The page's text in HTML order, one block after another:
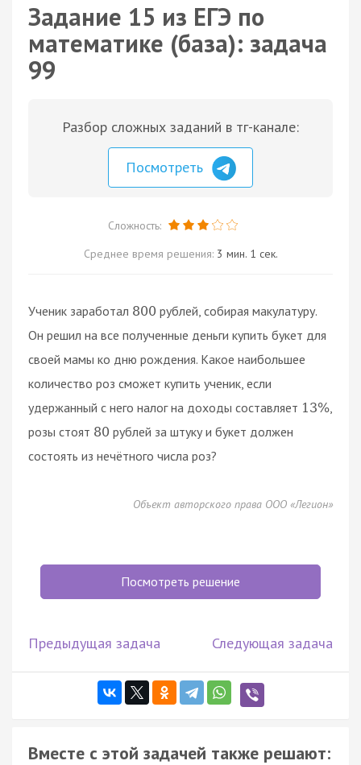
Задание 15 из ЕГЭ по
математике (база): задача
99
Разбор сложных заданий в тг-канале:
Посмотреть
Сложность:
Среднее время решения: 3 мин. 1 сек.
Ученик заработал 800 рублей, собирая макулатуру.
Он решил на все полученные деньги купить букет для
своей мамы ко дню рождения. Какое наибольшее
количество роз сможет купить ученик, если
удержанный с него налог на доходы составляет 13%
розы стоят 80 рублей за штуку и букет должен
состоять из нечётного числа роз?
Объект авторского права ООО «Легион»
Посмотреть решение
Предыдущая задача Следующая задача
Вместе с этой задачей также решают: